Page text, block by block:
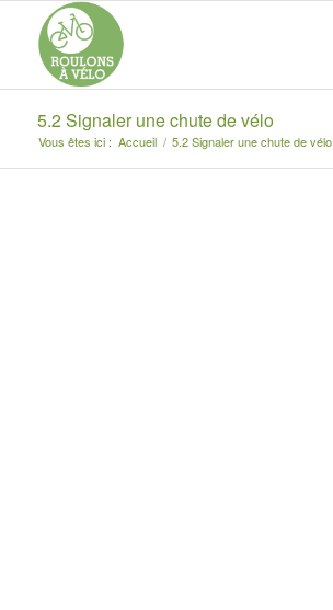
5.2 Signaler une chute de vélo
Vous êtes ici : Accueil / 5.2 Signaler une chute de vélo